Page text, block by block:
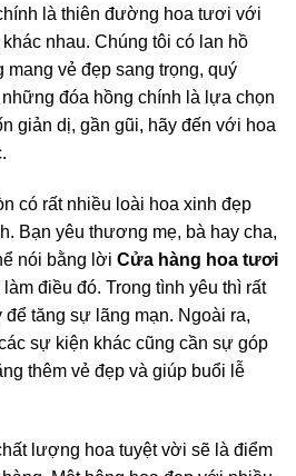
là thiên đường hoa tươi với
nhau. Chúng tôi có lan hồ
mang vẻ đẹp sang trọng, quý
đóa hồng chính là lựa chọn
giản dị, gần gũi, hãy đến với hoa
có rất nhiều loài hoa xinh đẹp
Bạn yêu thương mẹ, bà hay cha,
nói bằng lời Cửa hàng hoa tươi
điều đó. Trong tình yêu thì rất
tăng sự lãng mạn. Ngoài ra,
sự kiện khác cũng cần sự góp
thêm vẻ đẹp và giúp buổi lễ
lượng hoa tuyệt vời sẽ là điểm